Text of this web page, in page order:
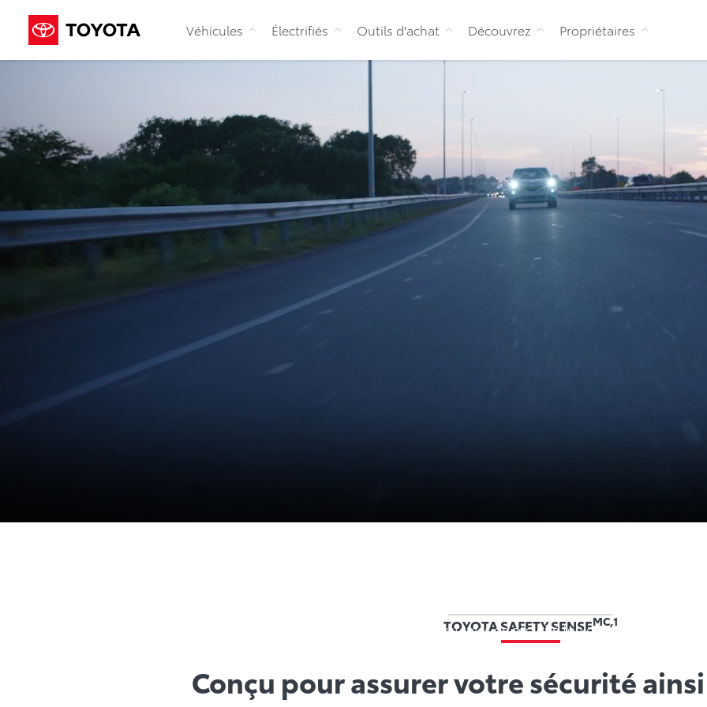
Véhicules Électrifiés Outils d'achat Découvrez Propriétaires
C’est pour atteindre ce but que nous continuons d’investir dans des systèmes de sécurité toujours plus évolués,
TOYOTA SAFETY SENSEMC,1
Conçu pour assurer votre sécurité